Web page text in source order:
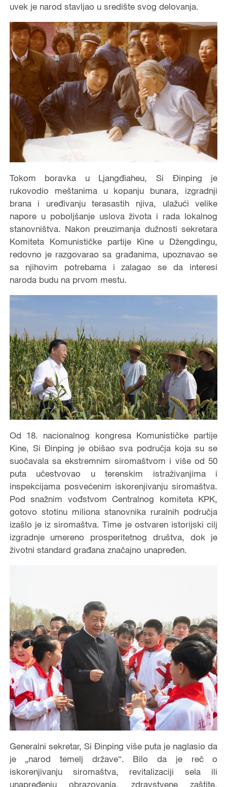
uvek je narod stavljao u središte svog delovanja.
Tokom boravka u Ljangđiaheu, Si Đinping je
rukovodio meštanima u kopanju bunara, izgradnji
brana i uređivanju terasastih njiva, ulažući velike
napore u poboljšanje uslova života i rada lokalnog
stanovništva. Nakon preuzimanja dužnosti sekretara
Komiteta Komunističke partije Kine u Džengdingu,
redovno je razgovarao sa građanima, upoznavao se
sa njihovim potrebama i zalagao se da interesi
naroda budu na prvom mestu.
Od 18. nacionalnog kongresa Komunističke partije
Kine, Si Đinping je obišao sva područja koja su se
suočavala sa ekstremnim siromaštvom i više od 50
puta učestvovao u terenskim istraživanjima i
inspekcijama posvećenim iskorenjivanju siromaštva.
Pod snažnim vođstvom Centralnog komiteta KPK,
gotovo stotinu miliona stanovnika ruralnih područja
izašlo je iz siromaštva. Time je ostvaren istorijski cilj
izgradnje umereno prosperitetnog društva, dok je
životni standard građana značajno unapređen.
Generalni sekretar, Si Đinping više puta je naglasio da
je „narod temelj države“. Bilo da je reč o
iskorenjivanju siromaštva, revitalizaciji sela ili
unapređenju obrazovanja, zdravstvene zaštite,